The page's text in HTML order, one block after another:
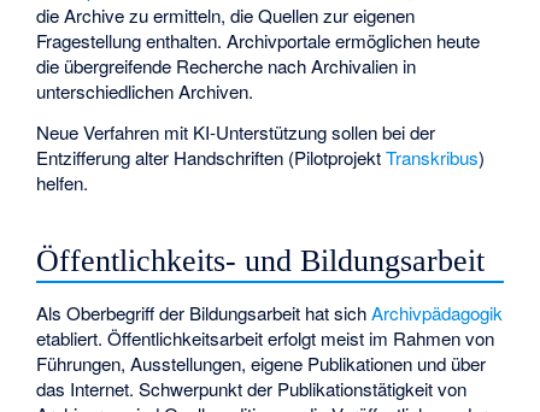
die Archive zu ermitteln, die Quellen zur eigenen
Fragestellung enthalten. Archivportale ermöglichen heute
die übergreifende Recherche nach Archivalien in
unterschiedlichen Archiven.
Neue Verfahren mit KI-Unterstützung sollen bei der
Entzifferung alter Handschriften (PilotprojektTranskribus)
helfen.
Öffentlichkeits- und Bildungsarbeit
Als Oberbegriff der Bildungsarbeit hat sichArchivpädagogik
etabliert. Öffentlichkeitsarbeit erfolgt meist im Rahmen von
Führungen, Ausstellungen, eigene Publikationen und über
das Internet. Schwerpunkt der Publikationstätigkeit von